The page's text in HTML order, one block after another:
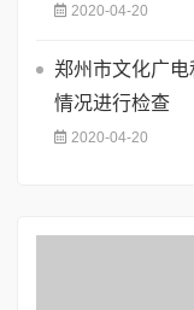
2020-04-20
郑州市文化广
情况进行检查
2020-04-20